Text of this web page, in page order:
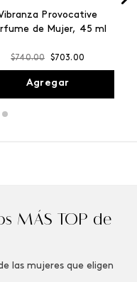
Provocative
de Mujer, 45 ml
$740.00 $703.00
Agregar
MÁS TOP de
las mujeres que eligen